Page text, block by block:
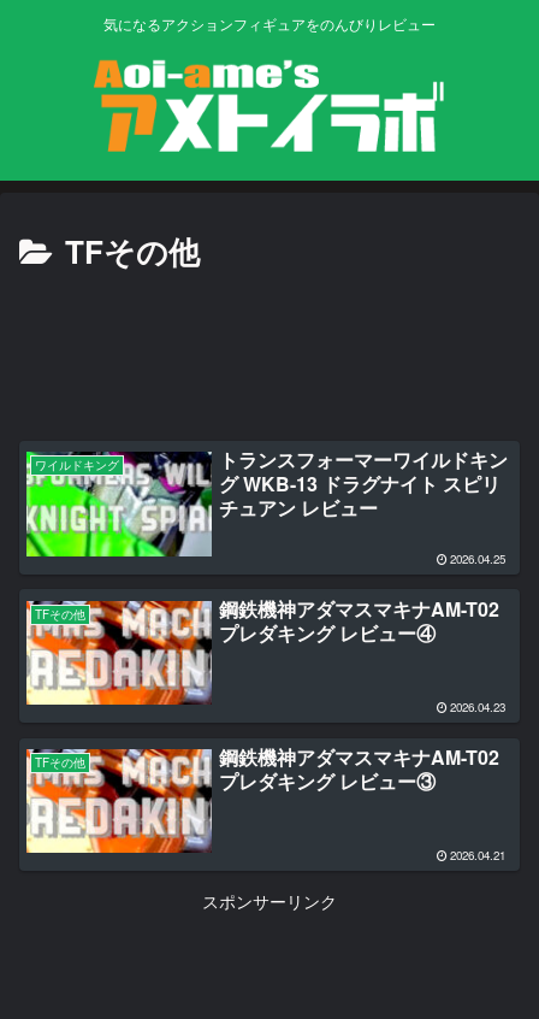
気になるアクションフィギュアをのんびりレビュー
TFその他
ワイルドキング
トランスフォーマーワイルドキン
グ WKB-13 ドラグナイト スピリ
チュアン レビュー
2026.04.25
TFその他
鋼鉄機神アダマスマキナAM-T02
プレダキング レビュー④
2026.04.23
TFその他
鋼鉄機神アダマスマキナAM-T02
プレダキング レビュー③
2026.04.21
スポンサーリンク